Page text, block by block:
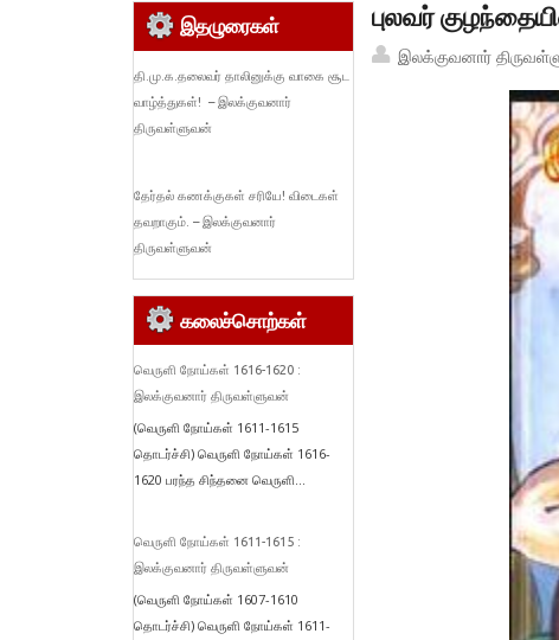
புலவர்
இலக்குவனார்
இதழுரைகள்
தி.மு.க.தலைவர் தாலினுக்கு வாகை சூட
வாழ்த்துகள்! – இலக்குவனார்
திருவள்ளுவன்
தேர்தல் கணக்குகள் சரியே! விடைகள்
தவறாகும். – இலக்குவனார்
திருவள்ளுவன்
கலைச்சொற்கள்
வெருளி நோய்கள் 1616-1620 :
இலக்குவனார் திருவள்ளுவன்
(வெருளி நோய்கள் 1611-1615
தொடர்ச்சி) வெருளி நோய்கள் 1616-
1620 பரந்த சிந்தனை வெருளி...
வெருளி நோய்கள் 1611-1615 :
இலக்குவனார் திருவள்ளுவன்
(வெருளி நோய்கள் 1607-1610
தொடர்ச்சி) வெருளி நோய்கள் 1611-